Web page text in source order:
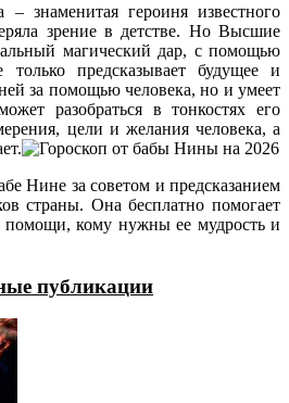
знаменитая героиня известного
зрение в детстве. Но Высшие
магический дар, с помощью
предсказывает будущее и
за помощью человека, но и умеет
разобраться в тонкостях его
цели и желания человека, а
Нине за советом и предсказанием
страны. Она бесплатно помогает
помощи, кому нужны ее мудрость и
публикации